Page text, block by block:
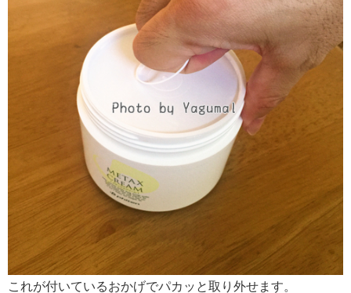
これが付いているおかげでパカッと取り外せます。